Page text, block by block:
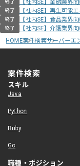
終了 【社内SE】金融業界
終了 【社内SE】再生可能
終了 【社内SE】食品業界
終了
【社内SE】介護業界
HOME案件検索サーバーエ
案件検索
スキル
Java
Python
Ruby
Go
職種・ポジション